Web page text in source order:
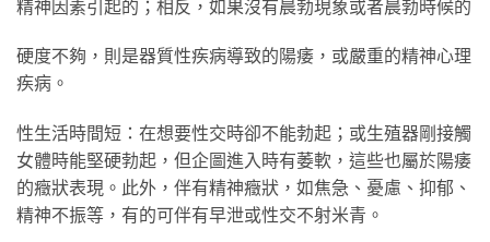
精神因素引起的；相反，如果沒有晨勃現象或者晨勃時候的
硬度不夠，則是器質性疾病導致的陽痿，或嚴重的精神心理
疾病。
性生活時間短：在想要性交時卻不能勃起；或生殖器剛接觸
女體時能堅硬勃起，但企圖進入時有萎軟，這些也屬於陽痿
的癥狀表現。此外，伴有精神癥狀，如焦急、憂慮、抑郁、
精神不振等，有的可伴有早泄或性交不射米青。